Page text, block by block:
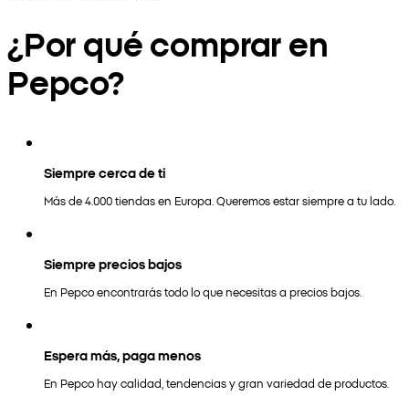
¿Por qué comprar en
Pepco?
Siempre cerca de ti
Más de 4.000 tiendas en Europa. Queremos estar siempre a tu lado.
Siempre precios bajos
En Pepco encontrarás todo lo que necesitas a precios bajos.
Espera más, paga menos
En Pepco hay calidad, tendencias y gran variedad de productos.